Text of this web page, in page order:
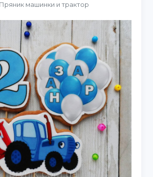
Пряник машинки и трактор